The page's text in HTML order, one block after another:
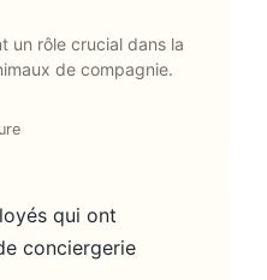
un rôle crucial dans la
de compagnie.